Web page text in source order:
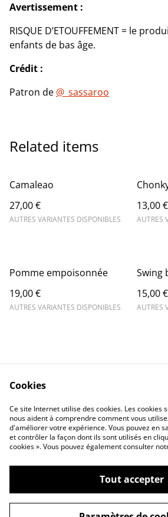
Avertissement :
RISQUE D’ETOUFFEMENT = le
enfants de bas âge.
Crédit :
Patron de @_sassaroo
Related items
Camaleao
27,00 €
AUTRES VARIANTES DISPONIBLES
13,00 €
AUTRES
Pomme empoisonnée
19,00 €
AUTRES VARIANTES DISPONIBLES
Swing
15,00 €
AUTRES
Conditions générales
Mentions légales
©2026O'Chacré l'atelier
Cookies
Ce site Internet utilise des cookies. Les cookies
nous aident à comprendre comment vous
d'améliorer votre expérience. Vous pouvez en
et contrôler la façon dont ils sont utilisés en
cookies ». Vous pouvez également consulter
Tout accepter